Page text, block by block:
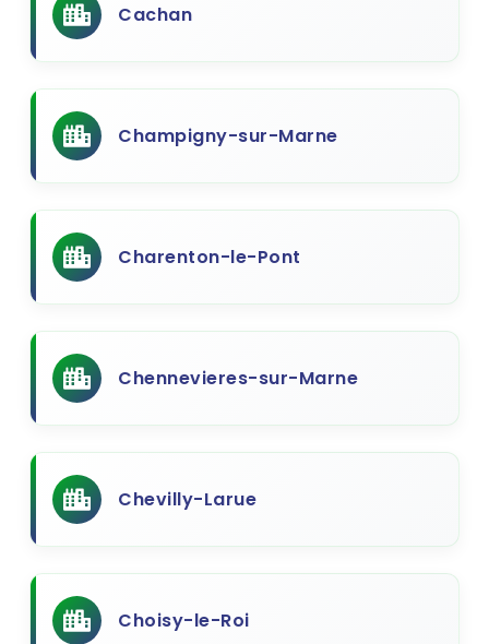
Cachan
Champigny-sur-Marne
Charenton-le-Pont
Chennevieres-sur-Marne
Chevilly-Larue
Choisy-le-Roi